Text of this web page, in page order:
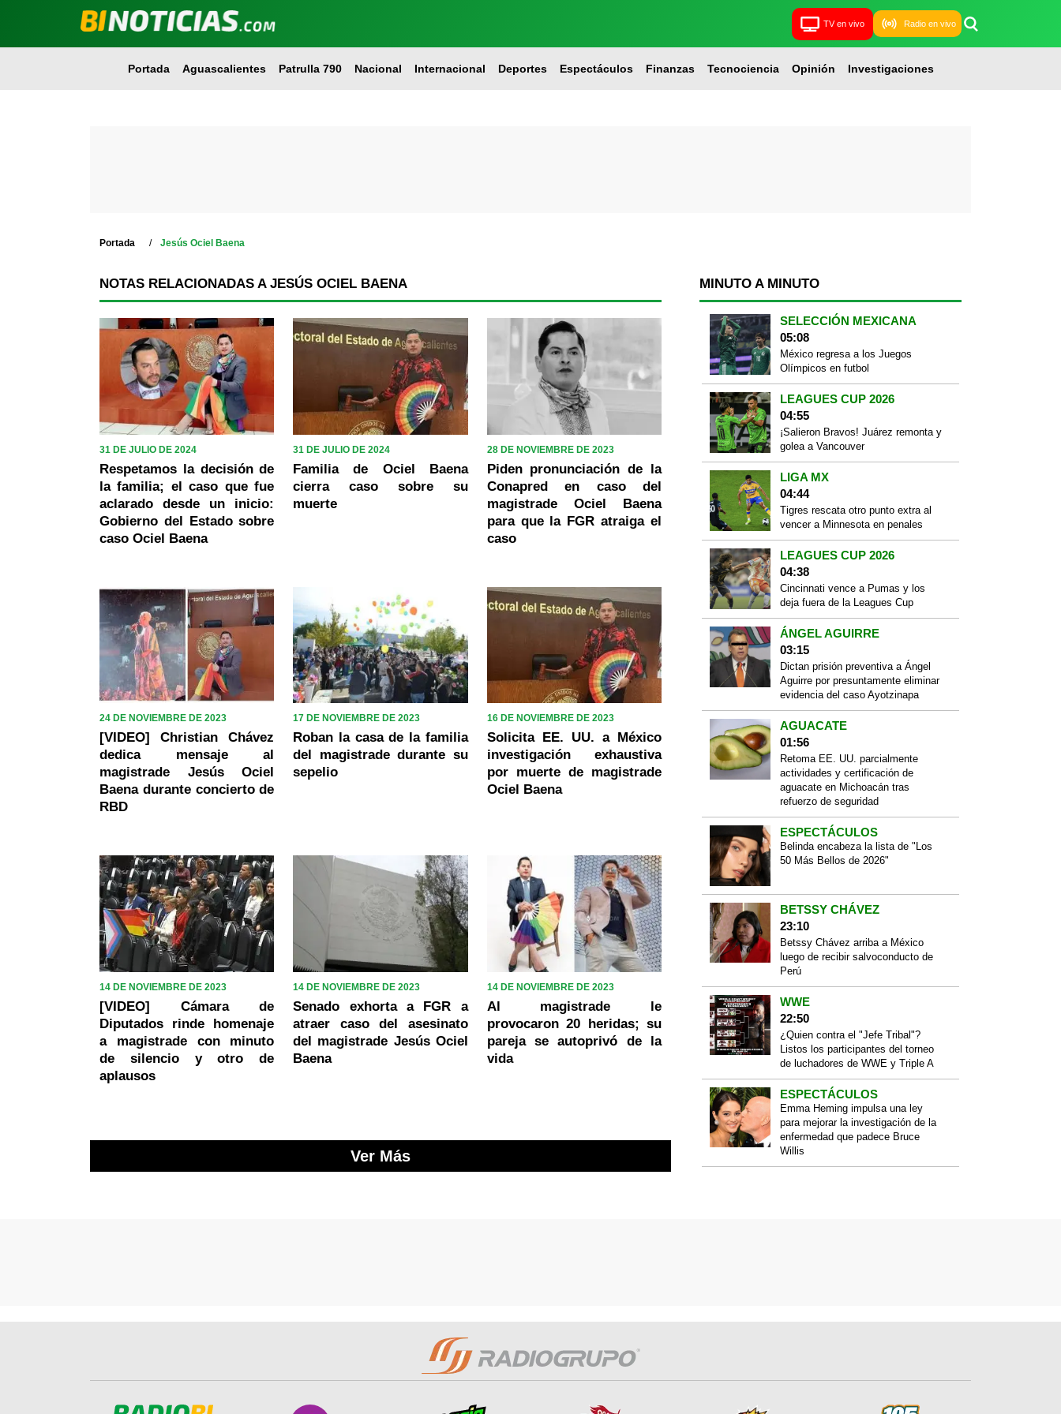
TV en vivo Radio en vivo
Portada Aguascalientes Patrulla 790 Nacional Internacional Deportes Espectáculos Finanzas Tecnociencia Opinión Investigaciones
Portada Jesús Ociel Baena
NOTAS RELACIONADAS A JESÚS OCIEL BAENA
31 DE JULIO DE 2024
Respetamos la decisión de
la familia; el caso que fue
aclarado desde un inicio:
Gobierno del Estado sobre
caso Ociel Baena
31 DE JULIO DE 2024
Familia de Ociel Baena
cierra caso sobre su
muerte
28 DE NOVIEMBRE DE 2023
Piden pronunciación de la
Conapred en caso del
magistrade Ociel Baena
para que la FGR atraiga el
caso
24 DE NOVIEMBRE DE 2023
[VIDEO] Christian Chávez
dedica mensaje al
magistrade Jesús Ociel
Baena durante concierto de
RBD
17 DE NOVIEMBRE DE 2023
Roban la casa de la familia
del magistrade durante su
sepelio
16 DE NOVIEMBRE DE 2023
Solicita EE. UU. a México
investigación exhaustiva
por muerte de magistrade
Ociel Baena
14 DE NOVIEMBRE DE 2023
[VIDEO] Cámara de
Diputados rinde homenaje
a magistrade con minuto
de silencio y otro de
aplausos
14 DE NOVIEMBRE DE 2023
Senado exhorta a FGR a
atraer caso del asesinato
del magistrade Jesús Ociel
Baena
14 DE NOVIEMBRE DE 2023
Al magistrade le
provocaron 20 heridas; su
pareja se autoprivó de la
vida
Ver Más
MINUTO A MINUTO
SELECCIÓN MEXICANA
05:08
México regresa a los Juegos
Olímpicos en futbol
LEAGUES CUP 2026
04:55
¡Salieron Bravos! Juárez remonta y
golea a Vancouver
LIGA MX
04:44
Tigres rescata otro punto extra al
vencer a Minnesota en penales
LEAGUES CUP 2026
04:38
Cincinnati vence a Pumas y los
deja fuera de la Leagues Cup
ÁNGEL AGUIRRE
03:15
Dictan prisión preventiva a Ángel
Aguirre por presuntamente eliminar
evidencia del caso Ayotzinapa
AGUACATE
01:56
Retoma EE. UU. parcialmente
actividades y certificación de
aguacate en Michoacán tras
refuerzo de seguridad
ESPECTÁCULOS
Belinda encabeza la lista de "Los
50 Más Bellos de 2026"
BETSSY CHÁVEZ
23:10
Betssy Chávez arriba a México
luego de recibir salvoconducto de
Perú
WWE
22:50
¿Quien contra el "Jefe Tribal"?
Listos los participantes del torneo
de luchadores de WWE y Triple A
ESPECTÁCULOS
Emma Heming impulsa una ley
para mejorar la investigación de la
enfermedad que padece Bruce
Willis